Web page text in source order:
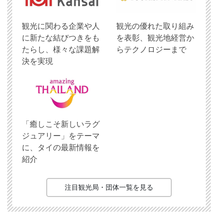
観光に関わる企業や人
に新たな結びつきをも
たらし、様々な課題解
決を実現
観光の優れた取り組み
を表彰、観光地経営か
らテクノロジーまで
「癒しこそ新しいラグ
ジュアリー」をテーマ
に、タイの最新情報を
紹介
注目観光局・団体一覧を見る